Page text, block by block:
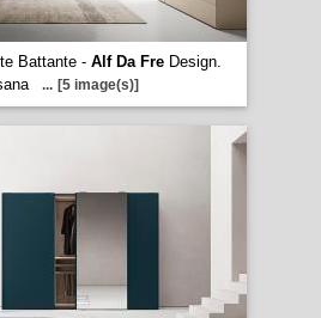
Battante - Alf Da FreDesign.
... [5 image(s)]